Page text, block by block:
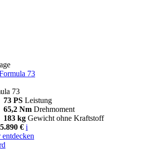
73
73
73 PS Leistung
65,2 Nm Drehmoment
183 kg Gewicht ohne Kraftstoff
€ i